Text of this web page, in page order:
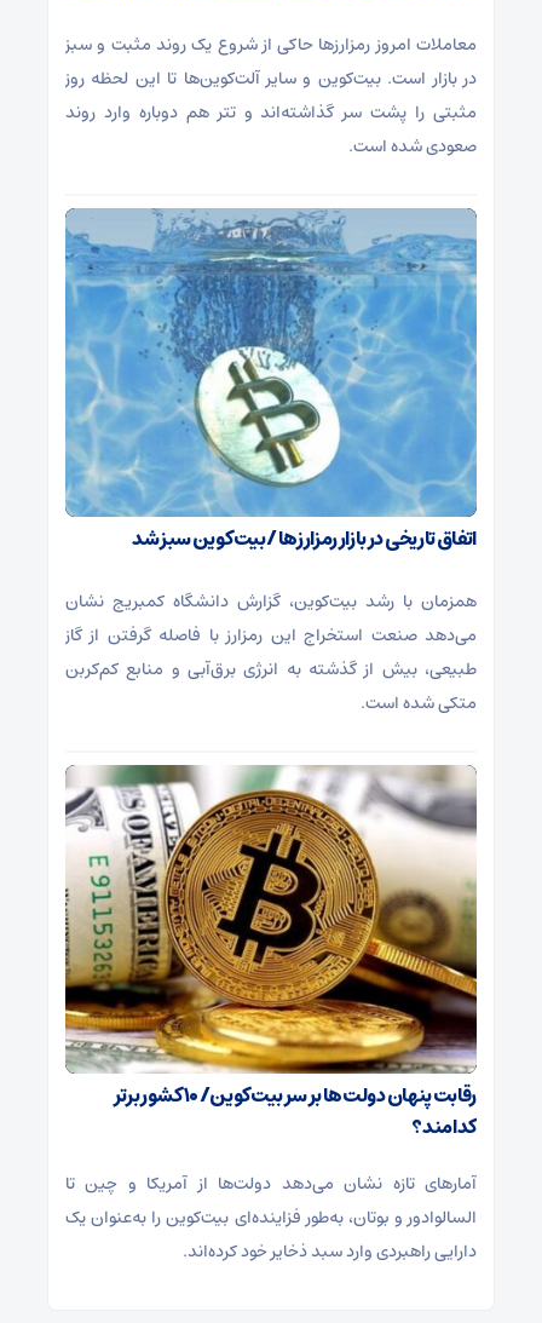
معاملات امروز رمزارز‌ها حاکی از شروع یک روند مثبت و سبز
در بازار است. بیت‌کوین و سایر آلت‌کوین‌ها تا این لحظه روز
مثبتی را پشت سر گذاشته‌اند و تتر هم دوباره وارد روند
صعودی شده است.
اتفاق تاریخی در بازار رمزارزها / بیت‌کوین سبز شد
همزمان با رشد بیت‌کوین، گزارش دانشگاه کمبریج نشان
می‌دهد صنعت استخراج این رمزارز با فاصله گرفتن از گاز
طبیعی، بیش از گذشته به انرژی برق‌آبی و منابع کم‌کربن
متکی شده است.
رقابت پنهان دولت‌ها بر سر بیت‌کوین/ ۱۰ کشور برتر
کدامند؟
آمارهای تازه نشان می‌دهد دولت‌ها از آمریکا و چین تا
السالوادور و بوتان، به‌طور فزاینده‌ای بیت‌کوین را به‌عنوان یک
دارایی راهبردی وارد سبد ذخایر خود کرده‌اند.